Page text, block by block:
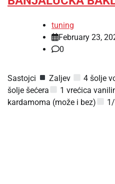
tuning
February 23,
0
Sastojci Zaljev 4 šolje
šolje šećera
1 vrećica
kardamoma (može i bez)